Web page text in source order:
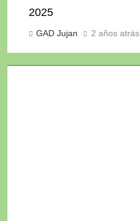
2025
GAD Jujan 2 años atrás